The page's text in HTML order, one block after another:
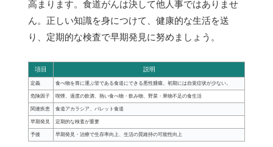
高まります。食道がんは決して他人事ではありませ
ん。正しい知識を身につけて、健康的な生活を送
り、定期的な検査で早期発見に努めましょう。
項目 説明
定義 食べ物を胃に運ぶ管である食道にできる悪性腫瘍。初期には自覚症状が少ない。
危険因子 喫煙、過度の飲酒、熱い食べ物・飲み物、野菜・果物不足の食生活
関連疾患 食道アカラシア、バレット食道
早期発見 定期的な検査が重要
予後 早期発見・治療で生存率向上、生活の質維持の可能性向上